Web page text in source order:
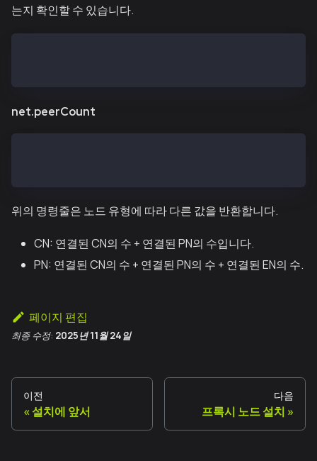
는지 확인할 수 있습니다.
net.peerCount
위의 명령줄은 노드 유형에 따라 다른 값을 반환합니다.
CN: 연결된 CN의 수 + 연결된 PN의 수입니다.
PN: 연결된 CN의 수 + 연결된 PN의 수 + 연결된 EN의 수.
페이지 편집
최종 수정: 2025년 11월 24일
이전
설치에 앞서
다음
프록시 노드 설치